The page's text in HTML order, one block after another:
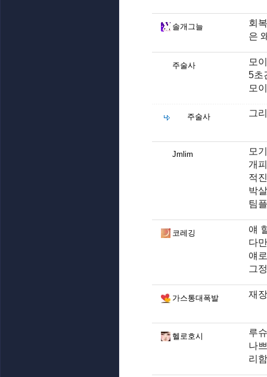
솔개그늘
회
은
주술사
모
5초
모
주술사 그
Jmlim
모
개
적
박
팀
코레깅
얘
다
얘
그
가스통대폭발 재
헬로호시
루
나
리함